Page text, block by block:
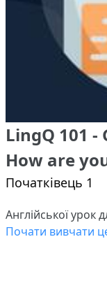
LingQ 101
How are
Початківець 1
Англійської урок
Почати вивчати